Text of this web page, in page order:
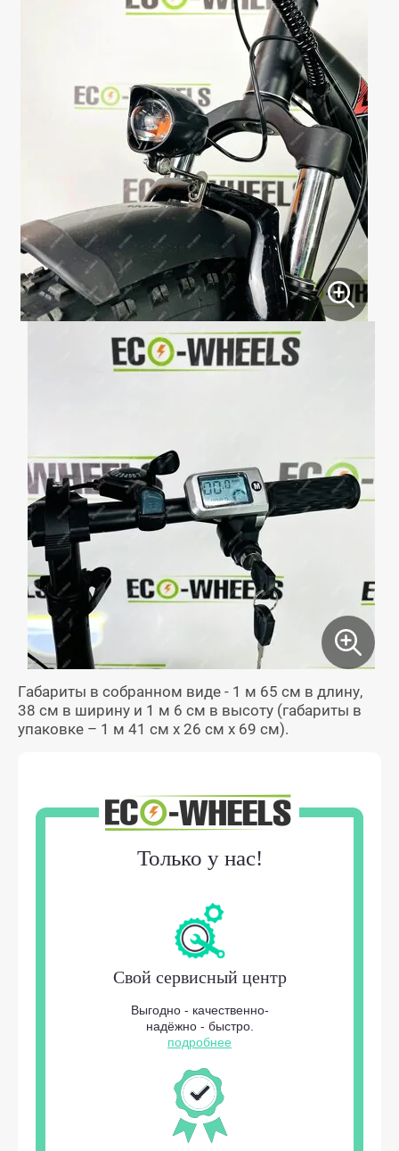
Габариты в собранном виде - 1 м 65 см в длину,
38 см в ширину и 1 м 6 см в высоту (габариты в
упаковке – 1 м 41 см x 26 см x 69 см).
Только у нас!
Свой сервисный центр
Выгодно - качественно-
надёжно - быстро.
подробнее